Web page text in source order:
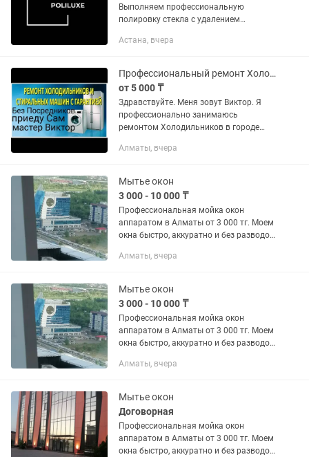
Выполняем профессиональную
полировку стекла с удалением
замены. Мы устраняем: Царапины
Астана, вчера
Профессиональный ремонт Холодильников в Алматы в короткие сроки.
от 5 000 ₸
Здравствуйте. Меня зовут Виктор. Я
профессионально занимаюсь
ремонтом Холодильников в городе
Выполняю ремонт Холодильников на
Алматы, вчера
Мытье окон
3 000 - 10 000 ₸
Профессиональная мойка окон
аппаратом в Алматы от 3 000 тг. Моем
окна быстро, аккуратно и без разводов
аппарата. - Мойка окон в квартирах -
Алматы, вчера
Мытье окон
3 000 - 10 000 ₸
Профессиональная мойка окон
аппаратом в Алматы от 3 000 тг. Моем
окна быстро, аккуратно и без разводов
аппарата. - Мойка окон в квартирах -
Алматы, вчера
Мытье окон
Договорная
Профессиональная мойка окон
аппаратом в Алматы от 3 000 тг. Моем
окна быстро, аккуратно и без разводов